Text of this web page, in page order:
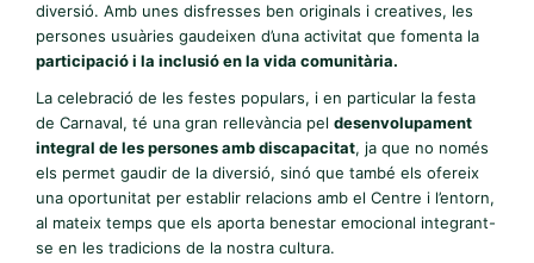
diversió. Amb unes disfresses ben originals i creatives, les
persones usuàries gaudeixen d’una activitat que fomenta la
participació i la inclusió en la vida comunitària.
La celebració de les festes populars, i en particular la festa
de Carnaval, té una gran rellevància pel desenvolupament
integral de les persones amb discapacitat, ja que no només
els permet gaudir de la diversió, sinó que també els ofereix
una oportunitat per establir relacions amb el Centre i l’entorn,
al mateix temps que els aporta benestar emocional integrant-
se en les tradicions de la nostra cultura.